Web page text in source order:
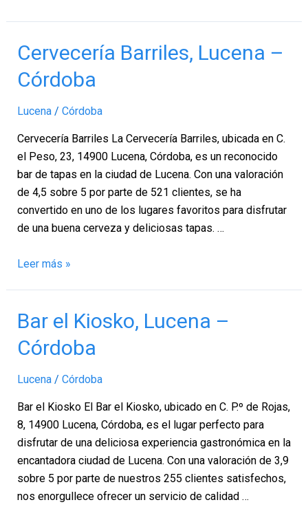
Cervecería Barriles, Lucena –
Córdoba
Lucena/ Córdoba
Cervecería Barriles La Cervecería Barriles, ubicada en C.
el Peso, 23, 14900 Lucena, Córdoba, es un reconocido
bar de tapas en la ciudad de Lucena. Con una valoración
de 4,5 sobre 5 por parte de 521 clientes, se ha
convertido en uno de los lugares favoritos para disfrutar
de una buena cerveza y deliciosas tapas. …
Cervecería
Lucena
Córdoba
Leer más »
Bar el Kiosko, Lucena –
Córdoba
Lucena/ Córdoba
Bar el Kiosko El Bar el Kiosko, ubicado en C. P.º de Rojas,
8, 14900 Lucena, Córdoba, es el lugar perfecto para
disfrutar de una deliciosa experiencia gastronómica en la
encantadora ciudad de Lucena. Con una valoración de 3,9
sobre 5 por parte de nuestros 255 clientes satisfechos,
nos enorgullece ofrecer un servicio de calidad …
Bar
el
Kiosko,
–
Córdoba